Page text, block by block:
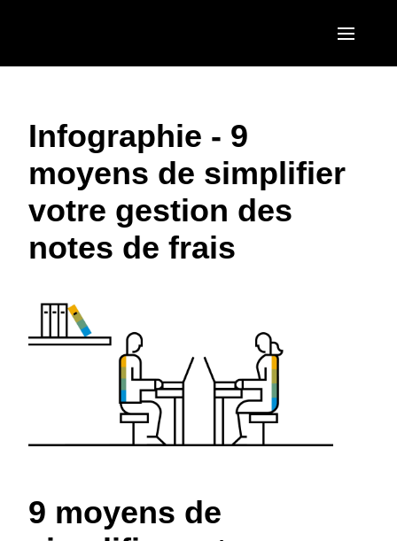
United States (English)
Canada (English)
Canada (Français)
México (Español)
EUROPE
United Kingdom (English)
France (Français)
Deutschland (Deutsch)
Sweden (English)
Denmark (English)
Finland (English)
España (Español)
ASIA PACIFIC
Singapore (English)
Infographie - 9
moyens de simplifier
votre gestion des
notes de frais
9 moyens de